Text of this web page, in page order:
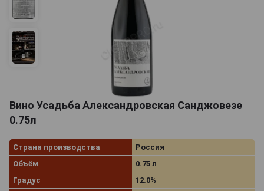
Вино Усадьба Александровская Санджовезе
0.75л
Страна производства
Россия
Объём
0.75 л
Градус
12.0%